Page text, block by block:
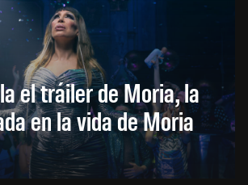
el tráiler de Moria, la
en la vida de Moria